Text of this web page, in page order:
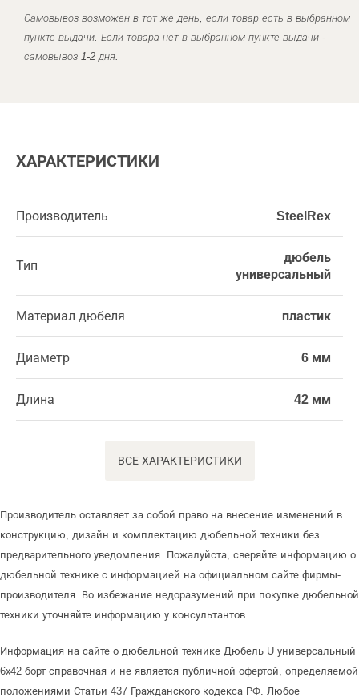
Самовывоз возможен в тот же день, если товар есть в выбранном
пункте выдачи. Если товара нет в выбранном пункте выдачи -
самовывоз 1-2 дня.
ХАРАКТЕРИСТИКИ
Производитель SteelRex
Тип
дюбель
универсальный
Материал дюбеля пластик
Диаметр 6 мм
Длина 42 мм
ВСЕ ХАРАКТЕРИСТИКИ
Производитель оставляет за собой право на внесение изменений в
конструкцию, дизайн и комплектацию дюбельной техники без
предварительного уведомления. Пожалуйста, сверяйте информацию о
дюбельной технике с информацией на официальном сайте фирмы-
производителя. Во избежание недоразумений при покупке дюбельной
техники уточняйте информацию у консультантов.
Информация на сайте о дюбельной технике Дюбель U универсальный
6х42 борт справочная и не является публичной офертой, определяемой
положениями Статьи 437 Гражданского кодекса РФ. Любое